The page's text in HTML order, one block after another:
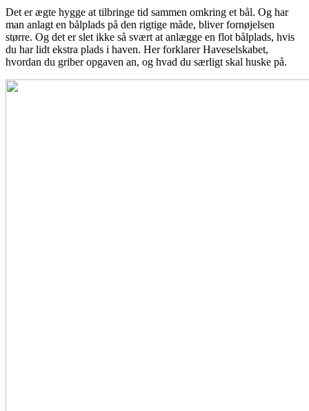
Det er ægte hygge at tilbringe tid sammen omkring et bål. Og har
man anlagt en bålplads på den rigtige måde, bliver fornøjelsen
større. Og det er slet ikke så svært at anlægge en flot bålplads, hvis
du har lidt ekstra plads i haven. Her forklarer Haveselskabet,
hvordan du griber opgaven an, og hvad du særligt skal huske på.